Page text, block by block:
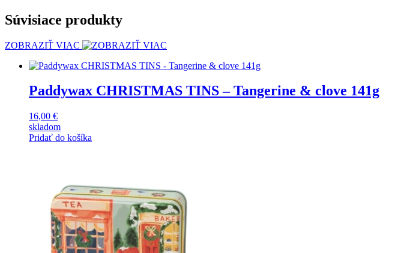
Súvisiace produkty
ZOBRAZIŤ VIAC
Paddywax CHRISTMAS TINS – Tangerine & clove 141g
16,00 €
skladom
Pridať do košíka